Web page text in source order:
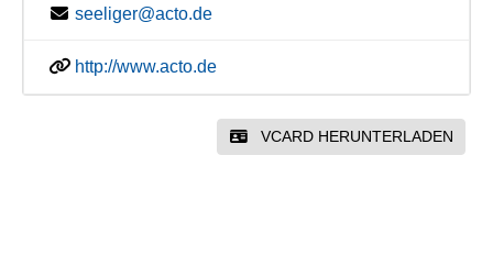
seeliger@acto.de
http://www.acto.de
VCARD HERUNTERLADEN